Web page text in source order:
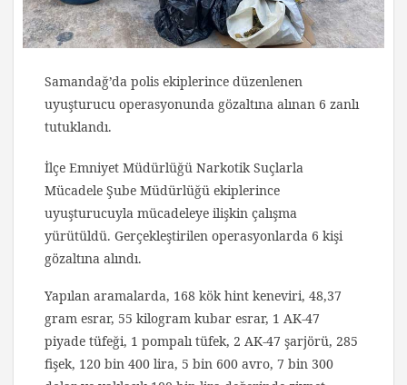
Samandağ’da polis ekiplerince düzenlenen
uyuşturucu operasyonunda gözaltına alınan 6 zanlı
tutuklandı.
İlçe Emniyet Müdürlüğü Narkotik Suçlarla
Mücadele Şube Müdürlüğü ekiplerince
uyuşturucuyla mücadeleye ilişkin çalışma
yürütüldü. Gerçekleştirilen operasyonlarda 6 kişi
gözaltına alındı.
Yapılan aramalarda, 168 kök hint keneviri, 48,37
gram esrar, 55 kilogram kubar esrar, 1 AK-47
piyade tüfeği, 1 pompalı tüfek, 2 AK-47 şarjörü, 285
fişek, 120 bin 400 lira, 5 bin 600 avro, 7 bin 300